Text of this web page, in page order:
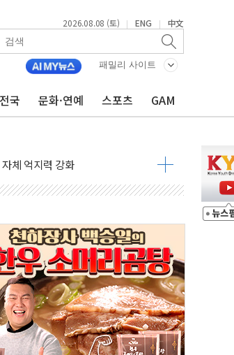
2026.08.08 (토) | ENG | 中文
패밀리 사이트
전국 문화·연예 스포츠 GAM
600 지수는 나흘 연속 최고치
이드데스크·웬디스↓